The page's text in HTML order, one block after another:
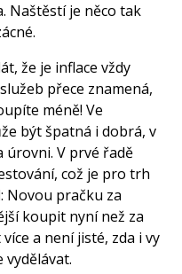
Naštěstí je něco tak
že je inflace vždy
přece znamená,
méně! Ve
být špatná i dobrá, v
úrovni. V prvé řadě
což je pro trh
Novou pračku za
koupit nyní než za
a není jisté, zda i vy